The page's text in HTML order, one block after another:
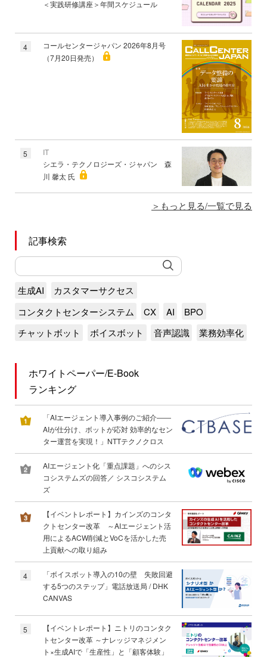
＜実践研修講座＞年間スケジュール
4
コールセンタージャパン 2026年8月号
（7月20日発売）
5
IT
シエラ・テクノロジーズ・ジャパン 森
川 馨太 氏
もっと見る/一覧で見る
記事検索
生成AI
カスタマーサクセス
コンタクトセンターシステム
CX AI
BPO
チャットボット
ボイスボット 音声認識 業務効率化
ホワイトペーパー/E-Book
ランキング
「AIエージェント導入事例のご紹介――
AIが仕分け、ボットが応対 効率的なセン
ター運営を実現！」NTTテクノクロス
AIエージェント化「重点課題」へのシス
コシステムズの回答／ シスコシステム
ズ
【イベントレポート】カインズのコンタ
クトセンター改革 ～AIエージェント活
用によるACW削減とVoCを活かした売
上貢献への取り組み
4
「ボイスボット導入の10の壁 失敗回避
する5つのステップ」電話放送局 / DHK
CANVAS
5
【イベントレポート】ニトリのコンタク
トセンター改革 ～ナレッジマネジメン
ト×生成AIで「生産性」と「顧客体験」